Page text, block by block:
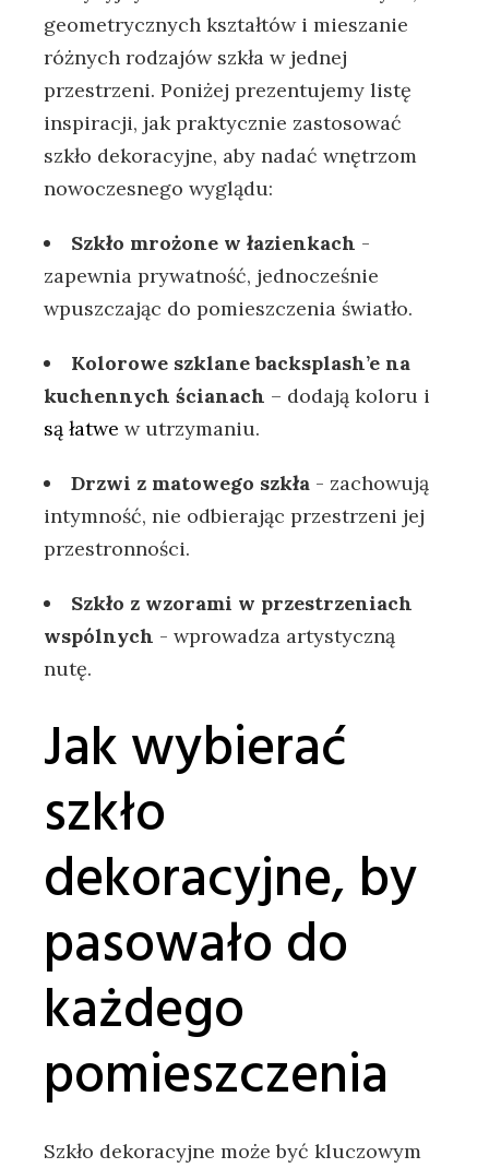
geometrycznych⁣ kształtów i mieszanie
różnych⁣ rodzajów szkła ⁢w jednej
przestrzeni.⁢ Poniżej prezentujemy listę‍
inspiracji,‌ jak praktycznie zastosować
szkło⁤ dekoracyjne, aby nadać ⁤wnętrzom
nowoczesnego⁣ wyglądu:
Szkło ‍mrożone w ‌łazienkach ‌-
zapewnia prywatność,⁣ jednocześnie
wpuszczając ⁤do pomieszczenia światło.
Kolorowe szklane backsplash’e na
kuchennych ​ścianach – dodają koloru i
są łatwe w utrzymaniu.
Drzwi z matowego szkła ‌- ⁢zachowują
intymność, nie odbierając ‍przestrzeni jej ​
przestronności.
Szkło ​z wzorami w przestrzeniach
wspólnych -⁢ wprowadza artystyczną
⁣nutę.
Jak ​wybierać
szkło
dekoracyjne, by
pasowało do
każdego
pomieszczenia
Szkło dekoracyjne może być ⁢kluczowym